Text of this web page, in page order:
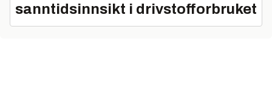
sanntidsinnsikt i drivstofforbruket